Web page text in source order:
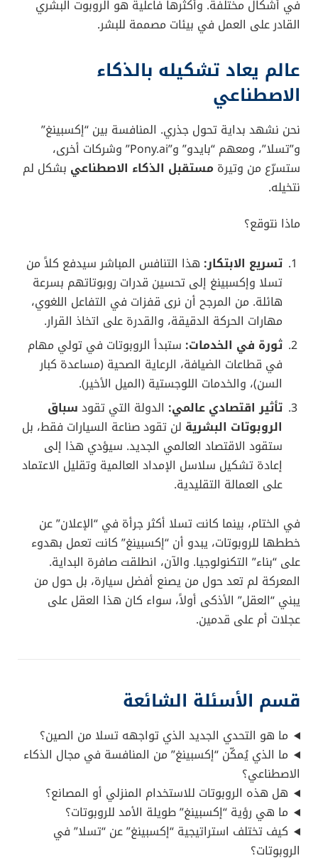
في أشكال مختلفة. وأكثرها فاعلية هو الروبوت البشري
القادر على العمل في بيئات مصممة للبشر.
عالم يعاد تشكيله بالذكاء
الاصطناعي
نحن نشهد بداية تحول جذري. المنافسة بين “إكسبينغ”
و”تسلا”، ومعهم “بايدو” و”Pony.ai” وشركات أخرى،
ستسرّع من وتيرة مستقبل الذكاء الاصطناعي بشكل لم
نتخيله.
ماذا نتوقع؟
تسريع الابتكار: هذا التنافس المباشر سيدفع كلاً من
تسلا وإكسبينغ إلى تحسين قدرات روبوتاتهم بسرعة
هائلة. من المرجح أن نرى قفزات في التفاعل اللغوي،
مهارات الحركة الدقيقة، والقدرة على اتخاذ القرار.
ثورة في الخدمات: ستبدأ الروبوتات في تولي مهام
في قطاعات الضيافة، الرعاية الصحية (مساعدة كبار
السن)، والخدمات اللوجستية (الميل الأخير).
تأثير اقتصادي عالمي: الدولة التي تقود سباق
الروبوتات البشرية لن تقود صناعة السيارات فقط، بل
ستقود الاقتصاد العالمي الجديد. سيؤدي هذا إلى
إعادة تشكيل سلاسل الإمداد العالمية وتقليل الاعتماد
على العمالة التقليدية.
في الختام، بينما كانت تسلا أكثر جرأة في “الإعلان” عن
خططها للروبوتات، يبدو أن “إكسبينغ” كانت تعمل بهدوء
على “بناء” التكنولوجيا. والآن، انطلقت صافرة البداية.
المعركة لم تعد حول من يصنع أفضل سيارة، بل حول من
يبني “العقل” الأذكى أولاً، سواء كان هذا العقل على
عجلات أم على قدمين.
قسم الأسئلة الشائعة
ما هو التحدي الجديد الذي تواجهه تسلا من الصين؟
ما الذي يُمكّن “إكسبينغ” من المنافسة في مجال الذكاء
الاصطناعي؟
هل هذه الروبوتات للاستخدام المنزلي أو المصانع؟
ما هي رؤية “إكسبينغ” طويلة الأمد للروبوتات؟
كيف تختلف استراتيجية “إكسبينغ” عن “تسلا” في
الروبوتات؟